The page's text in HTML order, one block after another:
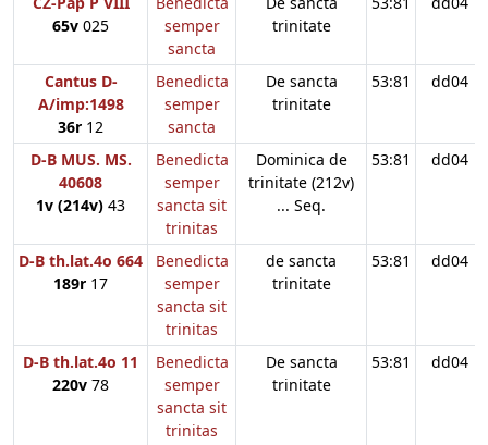
65v 025
semper
sancta
trinitate
Cantus D-
A/imp:1498
36r 12
Benedicta
semper
sancta
De sancta
trinitate
53:81 dd04
D-B MUS. MS.
40608
1v (214v) 43
Benedicta
semper
sancta sit
trinitas
Dominica de
trinitate (212v)
... Seq.
53:81 dd04
D-B th.lat.4o 664
189r 17
Benedicta
semper
sancta sit
trinitas
de sancta
trinitate
53:81 dd04
D-B th.lat.4o 11
220v 78
Benedicta
semper
sancta sit
trinitas
De sancta
trinitate
53:81 dd04